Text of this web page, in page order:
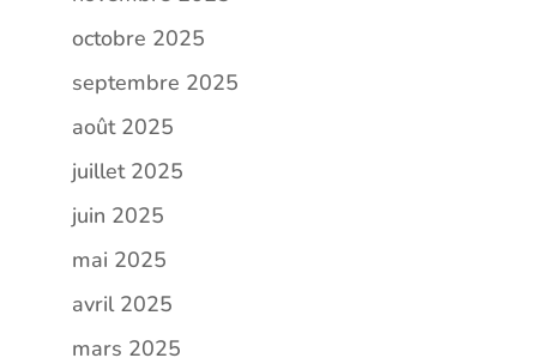
octobre 2025
septembre 2025
août 2025
juillet 2025
juin 2025
mai 2025
avril 2025
mars 2025